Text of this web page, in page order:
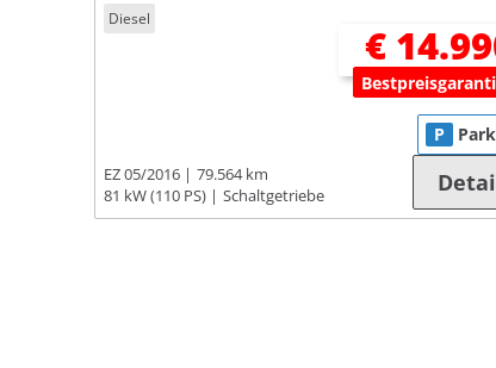
Diesel
€
EZ 05/2016
79.564 km
81 kW (110 PS)
Schaltgetriebe
P